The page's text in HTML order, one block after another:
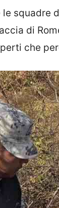
le squadre
di
che